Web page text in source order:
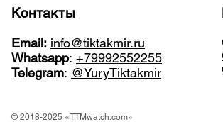
Контакты
Email: info@tiktakmir.ru
Whatsapp: +79992552255
Telegram: @YuryTiktakmir
© 2018-2025 «TTMwatch.com»